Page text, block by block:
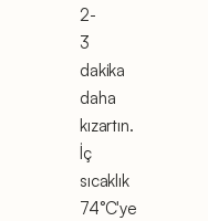
2-
3
dakika
daha
kızartın.
İç
sıcaklık
74°C'ye